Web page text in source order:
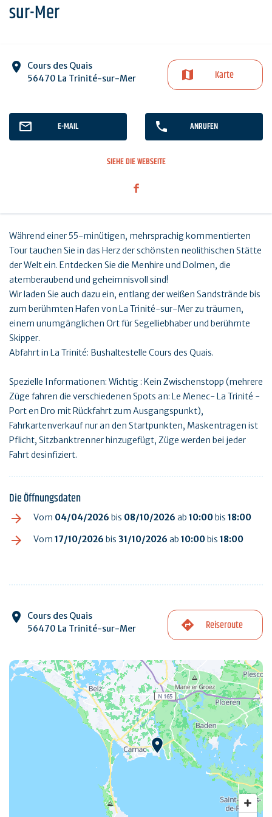
sur-Mer
Cours des Quais
56470 La Trinité-sur-Mer
Karte
E-MAIL ANRUFEN
SIEHE DIE WEBSEITE
Während einer 55-minütigen, mehrsprachig kommentierten
Tour tauchen Sie in das Herz der schönsten neolithischen Stätte
der Welt ein. Entdecken Sie die Menhire und Dolmen, die
atemberaubend und geheimnisvoll sind!
Wir laden Sie auch dazu ein, entlang der weißen Sandstrände bis
zum berühmten Hafen von La Trinité-sur-Mer zu träumen,
einem unumgänglichen Ort für Segelliebhaber und berühmte
Skipper.
Abfahrt in La Trinité: Bushaltestelle Cours des Quais.
Spezielle Informationen: Wichtig : Kein Zwischenstopp (mehrere
Züge fahren die verschiedenen Spots an: Le Menec- La Trinité -
Port en Dro mit Rückfahrt zum Ausgangspunkt),
Fahrkartenverkauf nur an den Startpunkten, Maskentragen ist
Pflicht, Sitzbanktrenner hinzugefügt, Züge werden bei jeder
Fahrt desinfiziert.
Die Öffnungsdaten
Vom 04/04/2026 bis 08/10/2026 ab 10:00bis 18:00
Vom 17/10/2026 bis 31/10/2026 ab 10:00bis 18:00
Cours des Quais
56470 La Trinité-sur-Mer
Reiseroute